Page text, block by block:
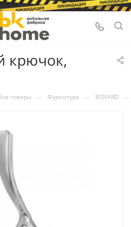
крючок,
товары — Фурнитура — BOYARD —